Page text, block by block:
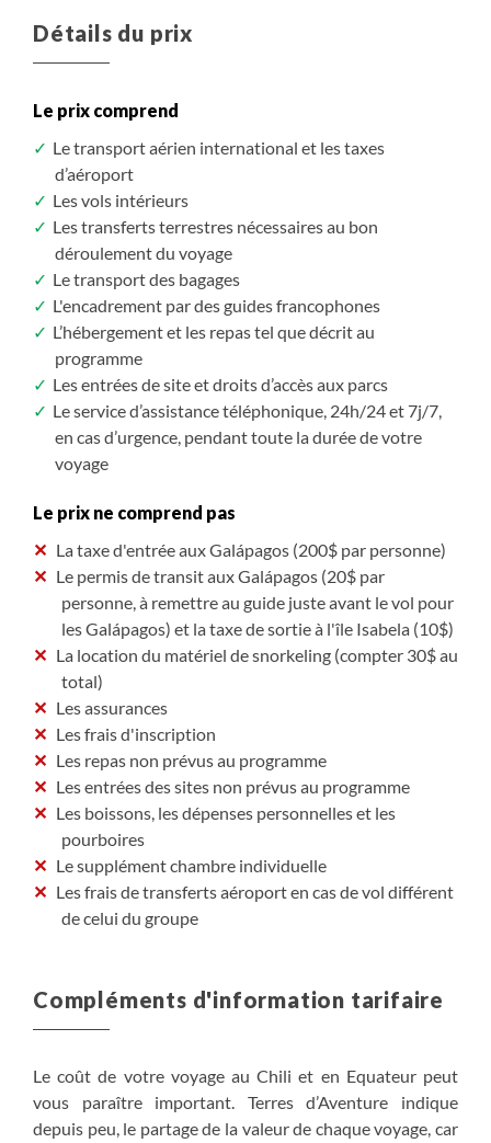
Détails du prix
Le prix comprend
Le transport aérien international et les taxes
d’aéroport
Les vols intérieurs
Les transferts terrestres nécessaires au bon
déroulement du voyage
Le transport des bagages
L'encadrement par des guides francophones
L’hébergement et les repas tel que décrit au
programme
Les entrées de site et droits d’accès aux parcs
Le service d’assistance téléphonique, 24h/24 et 7j/7,
en cas d’urgence, pendant toute la durée de votre
voyage
Le prix ne comprend pas
La taxe d'entrée aux Galápagos (200$ par personne)
Le permis de transit aux Galápagos (20$ par
personne, à remettre au guide juste avant le vol pour
les Galápagos) et la taxe de sortie à l'île Isabela (10$)
La location du matériel de snorkeling (compter 30$ au
total)
Les assurances
Les frais d'inscription
Les repas non prévus au programme
Les entrées des sites non prévus au programme
Les boissons, les dépenses personnelles et les
pourboires
Le supplément chambre individuelle
Les frais de transferts aéroport en cas de vol différent
de celui du groupe
Compléments d'information tarifaire
Le coût de votre voyage au Chili et en Equateur peut
vous paraître important. Terres d’Aventure indique
depuis peu, le partage de la valeur de chaque voyage, car